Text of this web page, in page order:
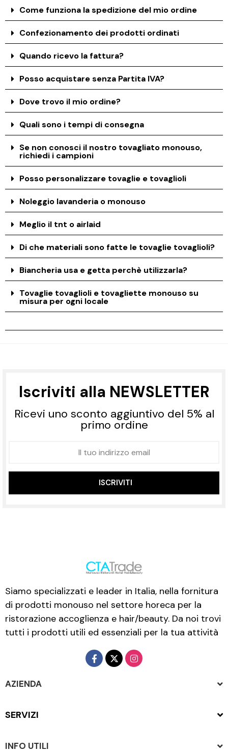
Come funziona la spedizione del mio ordine
Confezionamento dei prodotti ordinati
Quando ricevo la fattura?
Posso acquistare senza Partita IVA?
Dove trovo il mio ordine?
Quali sono i tempi di consegna
Se non conosci il nostro tovagliato monouso,
richiedi i campioni
Posso personalizzare tovaglie e tovaglioli
Noleggio lavanderia o monouso
Meglio il tnt o airlaid
Di che materiali sono fatte le tovaglie tovaglioli?
Biancheria usa e getta perchè utilizzarla?
Tovaglie tovaglioli e tovagliette monouso su
misura per ogni locale
Iscriviti alla NEWSLETTER
Ricevi uno sconto aggiuntivo del 5% al
primo ordine
ISCRIVITI
Siamo specializzati e leader in Italia, nella fornitura
di prodotti monouso nel settore horeca per la
ristorazione accoglienza e hair/beauty. Da noi trovi
tutti i prodotti utili ed essenziali per la tua attività
AZIENDA
SERVIZI
INFO UTILI